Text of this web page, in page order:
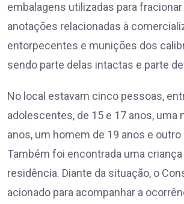
embalagens utilizadas para
anotações relacionadas à
entorpecentes e munições dos
sendo parte delas intactas e parte
No local estavam cinco pessoas,
adolescentes, de 15 e 17 anos, uma
anos, um homem de 19 anos e outro
Também foi encontrada uma
residência. Diante da situação, o
acionado para acompanhar a